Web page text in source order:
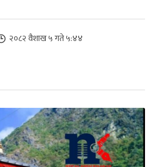
२०८२ वैशाख ५ गते ५:४४